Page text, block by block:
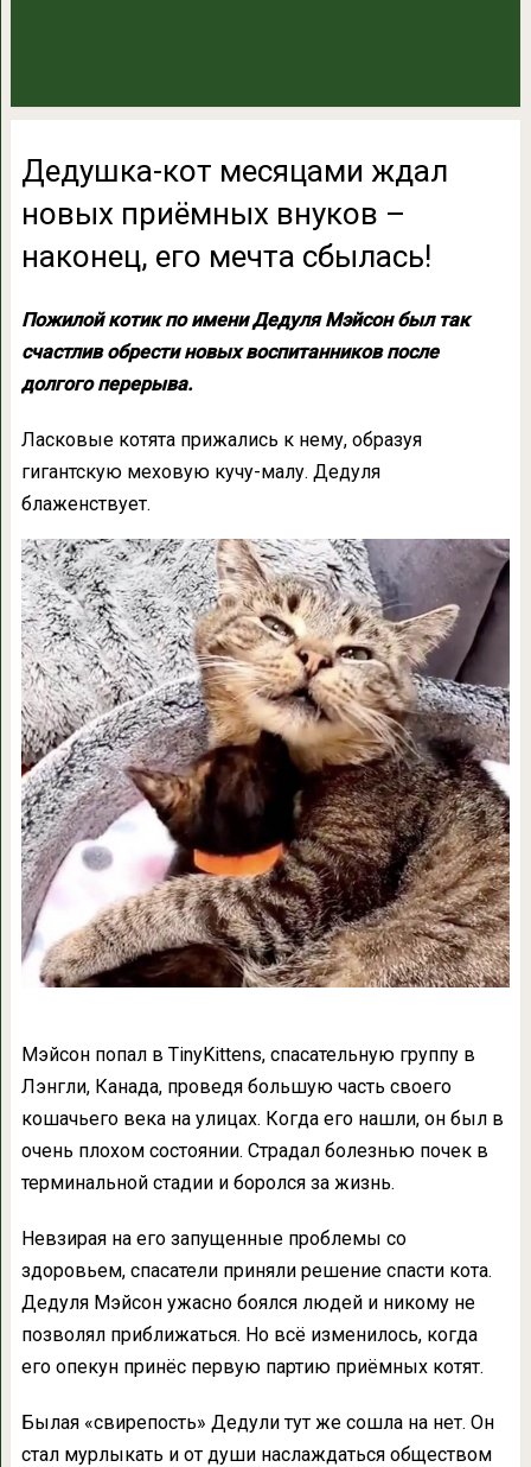
Дедушка-кот месяцами ждал
новых приёмных внуков –
наконец, его мечта сбылась!
Пожилой котик по имени Дедуля Мэйсон был так
счастлив обрести новых воспитанников после
долгого перерыва.
Ласковые котята прижались к нему, образуя
гигантскую меховую кучу-малу. Дедуля
блаженствует.
Мэйсон попал в TinyKittens, спасательную группу в
Лэнгли, Канада, проведя большую часть своего
кошачьего века на улицах. Когда его нашли, он был в
очень плохом состоянии. Страдал болезнью почек в
терминальной стадии и боролся за жизнь.
Невзирая на его запущенные проблемы со
здоровьем, спасатели приняли решение спасти кота.
Дедуля Мэйсон ужасно боялся людей и никому не
позволял приближаться. Но всё изменилось, когда
его опекун принёс первую партию приёмных котят.
Былая «свирепость» Дедули тут же сошла на нет. Он
стал мурлыкать и от души наслаждаться обществом